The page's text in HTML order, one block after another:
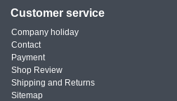
Customer service
Company holiday
Contact
Payment
Shop Review
Shipping and Returns
Sitemap